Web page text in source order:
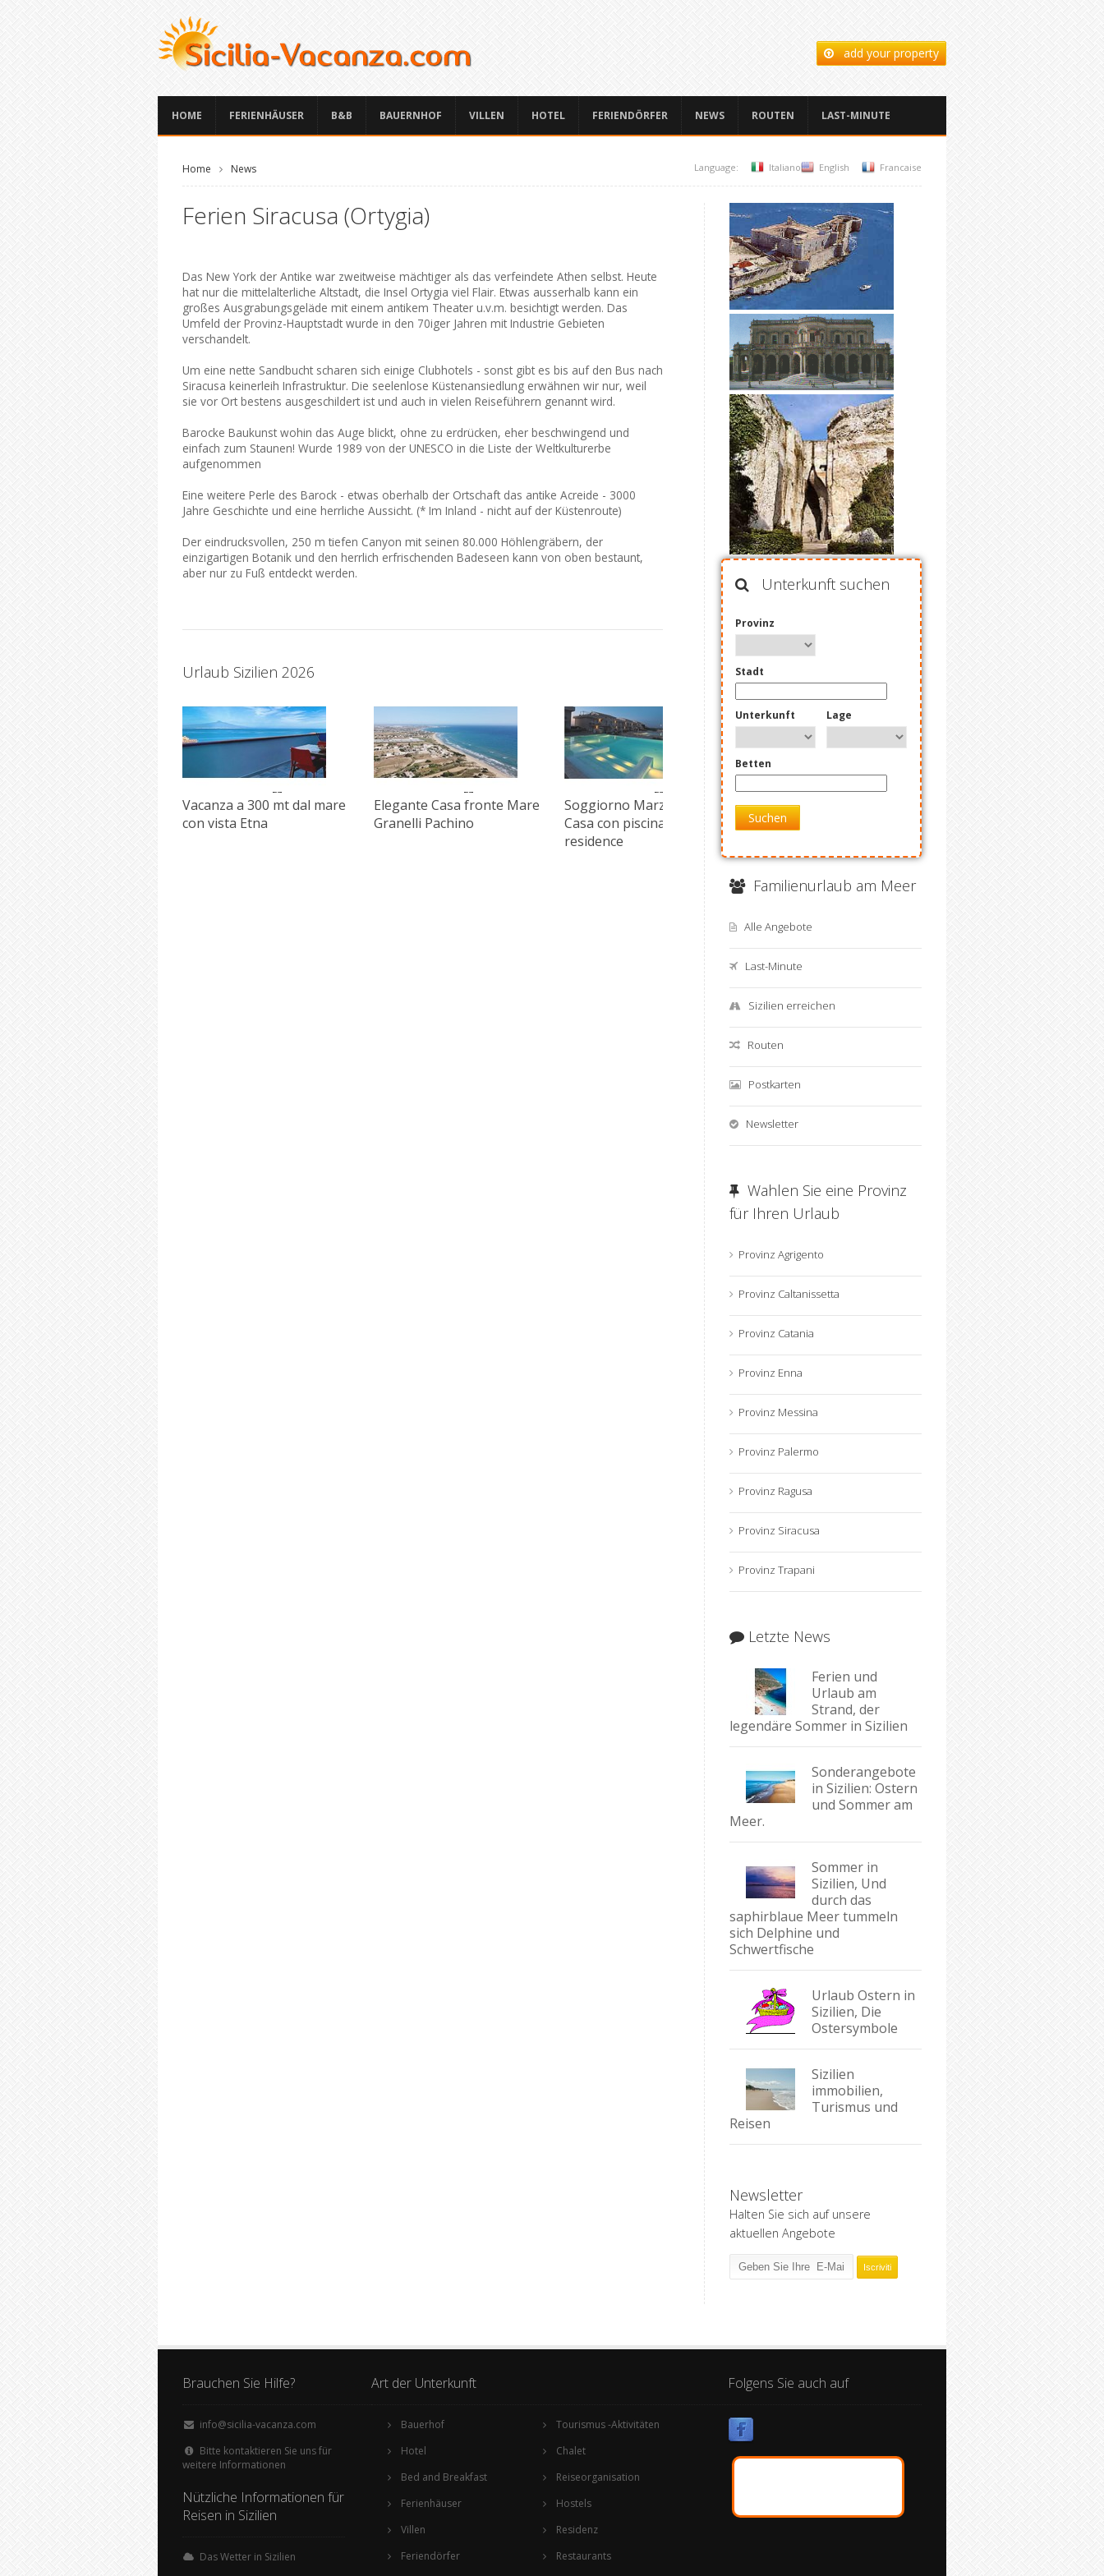
add your property
HOME FERIENHÄUSER B&B BAUERNHOF VILLEN HOTEL FERIENDÖRFER NEWS ROUTEN LAST-MINUTE
Home News Language: Italiano English Francaise
Ferien Siracusa (Ortygia)
Das New York der Antike war zweitweise mächtiger als das verfeindete Athen selbst. Heute
hat nur die mittelalterliche Altstadt, die Insel Ortygia viel Flair. Etwas ausserhalb kann ein
großes Ausgrabungsgeläde mit einem antikem Theater u.v.m. besichtigt werden. Das
Umfeld der Provinz-Hauptstadt wurde in den 70iger Jahren mit Industrie Gebieten
verschandelt.
Um eine nette Sandbucht scharen sich einige Clubhotels - sonst gibt es bis auf den Bus nach
Siracusa keinerleih Infrastruktur. Die seelenlose Küstenansiedlung erwähnen wir nur, weil
sie vor Ort bestens ausgeschildert ist und auch in vielen Reiseführern genannt wird.
Barocke Baukunst wohin das Auge blickt, ohne zu erdrücken, eher beschwingend und
einfach zum Staunen! Wurde 1989 von der UNESCO in die Liste der Weltkulturerbe
aufgenommen
Eine weitere Perle des Barock - etwas oberhalb der Ortschaft das antike Acreide - 3000
Jahre Geschichte und eine herrliche Aussicht. (* Im Inland - nicht auf der Küstenroute)
Der eindrucksvollen, 250 m tiefen Canyon mit seinen 80.000 Höhlengräbern, der
einzigartigen Botanik und den herrlich erfrischenden Badeseen kann von oben bestaunt,
aber nur zu Fuß entdeckt werden.
Urlaub Sizilien 2026
Vacanza a 300 mt dal mare
con vista Etna
Elegante Casa fronte Mare
Granelli Pachino
Soggiorno Marzamemi
Casa con piscina in
residence
Offerta last minute Avola
in B&B
Unterkunft suchen
Provinz
Stadt
Unterkunft Lage
Betten
Suchen
Familienurlaub am Meer
Alle Angebote
Last-Minute
Sizilien erreichen
Routen
Postkarten
Newsletter
Wahlen Sie eine Provinz
für Ihren Urlaub
Provinz Agrigento
Provinz Caltanissetta
Provinz Catania
Provinz Enna
Provinz Messina
Provinz Palermo
Provinz Ragusa
Provinz Siracusa
Provinz Trapani
Letzte News
Ferien und
Urlaub am
Strand, der
legendäre Sommer in Sizilien
Sonderangebote
in Sizilien: Ostern
und Sommer am
Meer.
Sommer in
Sizilien, Und
durch das
saphirblaue Meer tummeln
sich Delphine und
Schwertfische
Urlaub Ostern in
Sizilien, Die
Ostersymbole
Sizilien
immobilien,
Turismus und
Reisen
Newsletter
Halten Sie sich auf unsere
aktuellen Angebote
Brauchen Sie Hilfe?
info@sicilia-vacanza.com
Bitte kontaktieren Sie uns für
weitere Informationen
Nützliche Informationen für
Reisen in Sizilien
Das Wetter in Sizilien
Art der Unterkunft
Bauerhof
Hotel
Bed and Breakfast
Ferienhäuser
Villen
Feriendörfer
Tourismus -Aktivitäten
Chalet
Reiseorganisation
Hostels
Residenz
Restaurants
Folgens Sie auch auf